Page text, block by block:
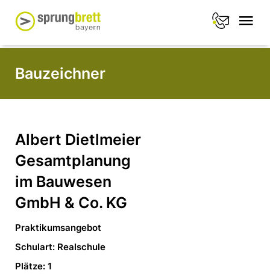
Bauzeichner
Albert Dietlmeier
Gesamtplanung
im Bauwesen
GmbH & Co. KG
Praktikumsangebot
Schulart: Realschule
Plätze: 1